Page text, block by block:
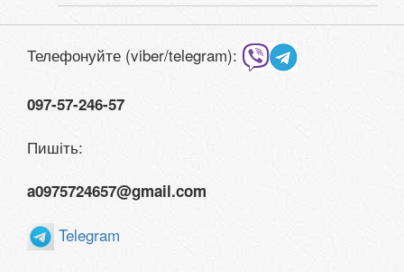
Телефонуйте (viber/telegram):
097-57-246-57
Пишіть:
a0975724657@gmail.com
Telegram